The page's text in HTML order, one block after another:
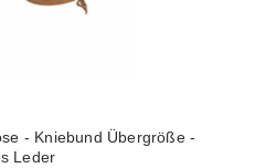
- Kniebund Übergröße -
Leder